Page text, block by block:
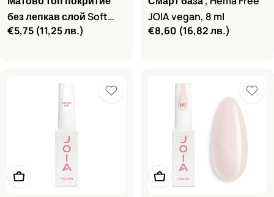
без лепкав слой Soft
Touch JOIA vegan, 8 ml
Редовна
€5,75 (11,25 лв.)
JOIA vegan, 8 ml
Редовна
€8,60 (16,82 лв.)
Добави в количката Добави в количката